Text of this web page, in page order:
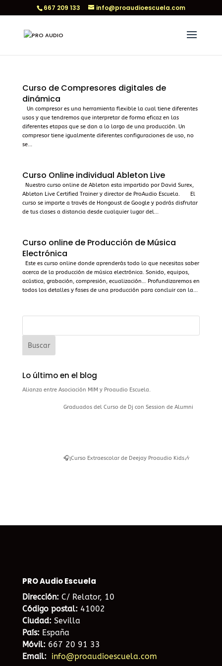
667 209 133 info@proaudioescuela.com
Curso de Compresores digitales de
dinámica
Un compresor es una herramienta flexible la cual tiene diferentes
usos y que tendremos que interpretar de forma eficaz en las
diferentes etapas que se dan a lo largo de una producción. Un
compresor tiene igualmente diferentes configuraciones de uso, no
se...
Curso Online individual Ableton Live
Nuestro curso online de Ableton esta impartido por David Surex,
Ableton Live Certified Trainer y director de ProAudio Escuela. El
curso se imparte a través de Hongoust de Google y podrás disfrutar
de tus clases a distancia desde cualquier lugar del...
Curso online de Producción de Música
Electrónica
Este es curso online donde aprenderás todo lo que necesitas saber
acerca de la producción de música electrónica. Sonido, equipos,
acústica, grabación, compresión, ecualización… Profundizaremos en
todos los detalles y fases de una producción para concluir con la...
Lo último en el blog
Alianza entre Asociación MIM y Proaudio Escuela.
Graduados del Curso de Dj con Session de Alumni
🎧¡Curso Extraescolar de Deejay Proaudio Kids🎶
PRO Audio Escuela
Dirección: C/ Relator, 10
Código postal: 41002
Ciudad: Sevilla
País: España
Móvil: 667 20 91 33
Email:
info@proaudioescuela.com